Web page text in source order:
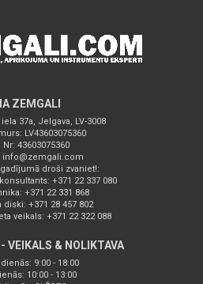
ZEMGALI
37a, Jelgava, LV-3008
LV43603075360
Nr: 43603075360
info@zemgali.com
droši zvaniet!:
+371 22 337 080
+371 22 331 868
diski: +371 28 457 802
veikals: +371 22 322 088
VEIKALS & NOLIKTAVA
9:00 - 18:00
10:00 - 13:00